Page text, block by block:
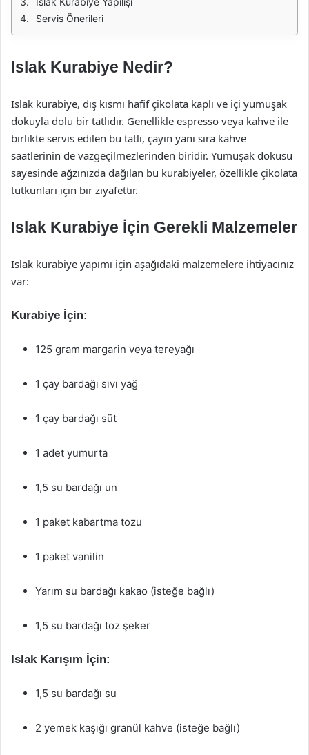
Servis Önerileri
Islak Kurabiye Nedir?
Islak kurabiye, dış kısmı hafif çikolata kaplı ve içi yumuşak
dokuyla dolu bir tatlıdır. Genellikle espresso veya kahve ile
birlikte servis edilen bu tatlı, çayın yanı sıra kahve
saatlerinin de vazgeçilmezlerinden biridir. Yumuşak dokusu
sayesinde ağzınızda dağılan bu kurabiyeler, özellikle çikolata
tutkunları için bir ziyafettir.
Islak Kurabiye İçin Gerekli Malzemeler
Islak kurabiye yapımı için aşağıdaki malzemelere ihtiyacınız
var:
Kurabiye İçin:
125 gram margarin veya tereyağı
1 çay bardağı sıvı yağ
1 çay bardağı süt
1 adet yumurta
1,5 su bardağı un
1 paket kabartma tozu
1 paket vanilin
Yarım su bardağı kakao (isteğe bağlı)
1,5 su bardağı toz şeker
Islak Karışım İçin:
1,5 su bardağı su
2 yemek kaşığı granül kahve (isteğe bağlı)